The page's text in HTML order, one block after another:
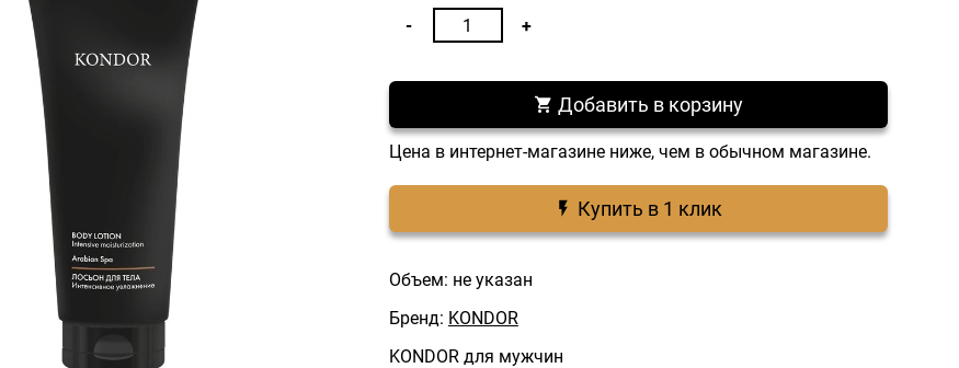
Добавить в корзину
Цена в интернет-магазине ниже, чем в обычном магазине.
Купить в 1 клик
Объем: не указан
Бренд: KONDOR
KONDOR для мужчин